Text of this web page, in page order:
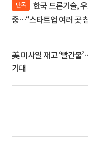
단독
중…“스타트업 여러 곳
美 미사일 재고 ‘빨간불
기대